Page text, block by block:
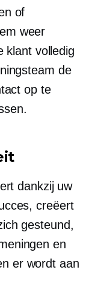
of
weer
klant volledig
de
op te
dankzij uw
creëert
gesteund,
en
er wordt aan